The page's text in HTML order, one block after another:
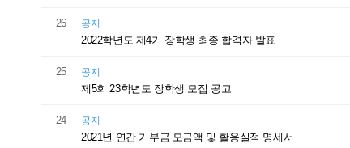
26 공지
2022학년도 제4기 장학생 최종 합격자 발표
25 공지
제5회 23학년도 장학생 모집 공고
24 공지
2021년 연간 기부금 모금액 및 활용실적 명세서